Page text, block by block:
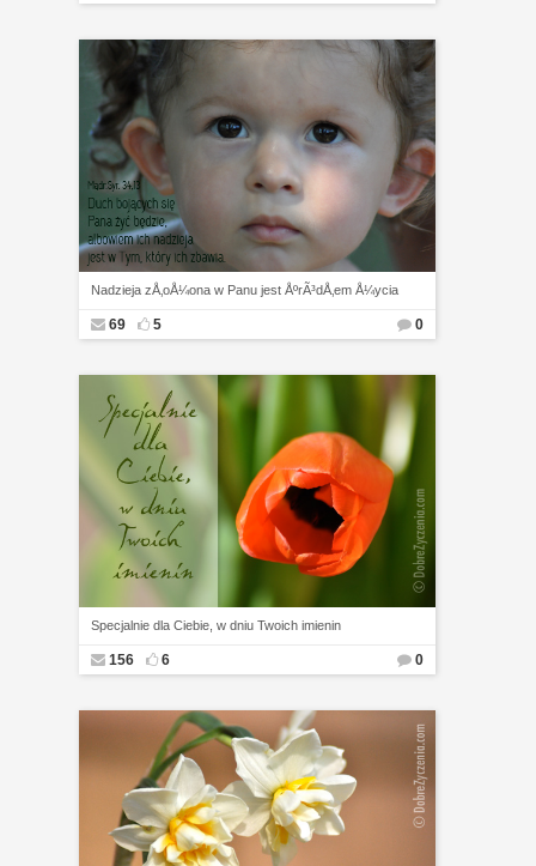
Nadzieja zÅ‚oÅ¼ona w Panu jest ÅºrÃ³dÅ‚em Å¼ycia
69 5 0
Specjalnie dla Ciebie, w dniu Twoich imienin
156 6 0